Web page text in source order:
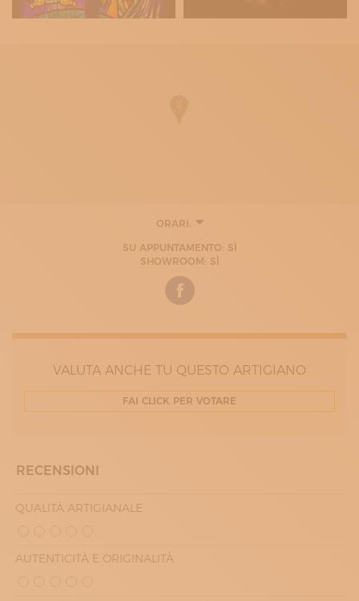
ORARI:
SU APPUNTAMENTO: SÌ
SHOWROOM: SÌ
VALUTA ANCHE TU QUESTO ARTIGIANO
FAI CLICK PER VOTARE
RECENSIONI
QUALITÀ ARTIGIANALE
AUTENTICITÀ E ORIGINALITÀ